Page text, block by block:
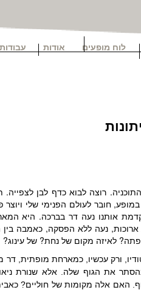
לוח מופעים אודות עבודות
רוצה לבוא כדף לבן
חובר לעולם הפנימי שלי
אותנו נעה דר בברכה. היא
נעה ללא הפסקה, כאמבה בין
לאיזה מקום של נחת? של עינוג?
ורק עכשיו, כמארחת מופתית,
את הגוף שלה. אלא שנורת
האם אלה מקומות של חוליים?